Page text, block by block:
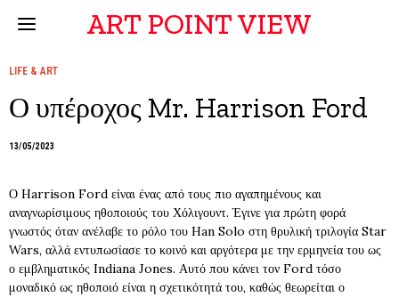
ART POINT VIEW
LIFE & ART
Ο υπέροχος Mr. Harrison Ford
13/05/2023
Ο Harrison Ford είναι ένας από τους πιο αγαπημένους και
αναγνωρίσιμους ηθοποιούς του Χόλιγουντ. Έγινε για πρώτη φορά
γνωστός όταν ανέλαβε το ρόλο του Han Solo στη θρυλική τριλογία Star
Wars, αλλά εντυπωσίασε το κοινό και αργότερα με την ερμηνεία του ως
ο εμβληματικός Indiana Jones. Αυτό που κάνει τον Ford τόσο
μοναδικό ως ηθοποιό είναι η σχετικότητά του, καθώς θεωρείται ο